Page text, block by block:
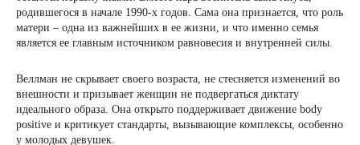
родившегося в начале 1990-х годов. Сама она признается, что роль
матери – одна из важнейших в ее жизни, и что именно семья
является ее главным источником равновесия и внутренней силы.
Веллман не скрывает своего возраста, не стесняется изменений во
внешности и призывает женщин не подвергаться диктату
идеального образа. Она открыто поддерживает движение body
positive и критикует стандарты, вызывающие комплексы, особенно
у молодых девушек.